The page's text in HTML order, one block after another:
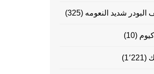
البودر شديد النعومه (325)
(10)
(1٬221)